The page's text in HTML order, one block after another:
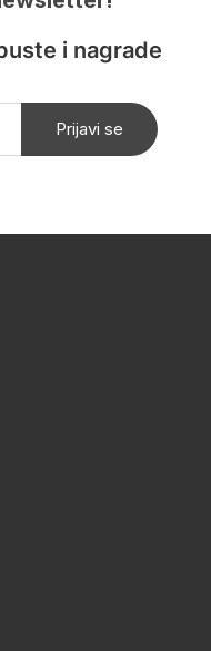
i nagrade
Prijavi se